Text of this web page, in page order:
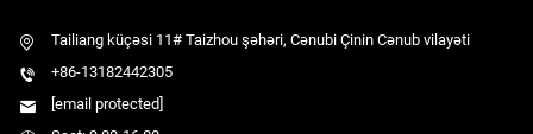
Tailiang küçəsi 11# Taizhou şəhəri, Cənubi Çinin Cənub vilayəti
+86-13182442305
[email protected]